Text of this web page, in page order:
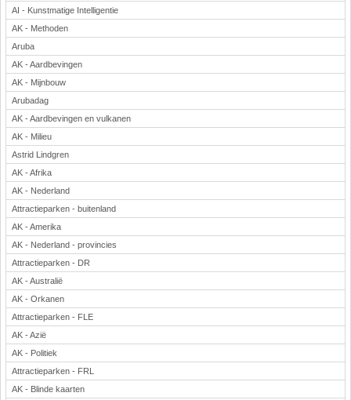
AI - Kunstmatige Intelligentie
AK - Methoden
Aruba
AK - Aardbevingen
AK - Mijnbouw
Arubadag
AK - Aardbevingen en vulkanen
AK - Milieu
Astrid Lindgren
AK - Afrika
AK - Nederland
Attractieparken - buitenland
AK - Amerika
AK - Nederland - provincies
Attractieparken - DR
AK - Australië
AK - Orkanen
Attractieparken - FLE
AK - Azië
AK - Politiek
Attractieparken - FRL
AK - Blinde kaarten